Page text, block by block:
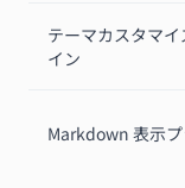
テーマカスタマ
イン
Markdown 表示